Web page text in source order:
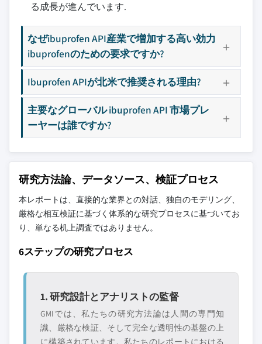
る成長が進んでいます.
なぜibuprofen API産業で増加する高い効力
ibuprofenのための要求ですか?
Ibuprofen APIが北米で推奨される理由?
主要なグローバル ibuprofen API 市場プレ
ーヤーは誰ですか?
研究方法論、データソース、検証プロセス
本レポートは、直接的な業界との対話、独自のモデリング、
厳格な相互検証に基づく体系的な研究プロセスに基づいてお
り、単なる机上調査ではありません。
6ステップの研究プロセス
1. 研究設計とアナリストの監督
GMIでは、私たちの研究方法論は人間の専門知
識、厳格な検証、そして完全な透明性の基盤の上
に構築されています。私たちのレポートにおける